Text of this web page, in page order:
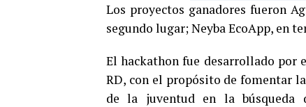
Los proyectos ganadores fueron
segundo lugar; Neyba EcoApp, en
El hackathon fue desarrollado por
RD, con el propósito de fomentar
de la juventud en la búsqueda